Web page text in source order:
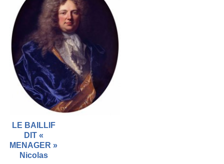
LE BAILLIF
DIT «
MENAGER »
Nicolas